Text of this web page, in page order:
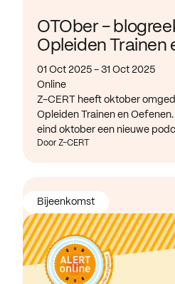
OTOber -
Opleiden Trainen
01 Oct 2025 - 31 Oct 2025
Online
Z-CERT heeft oktober
Opleiden Trainen en
eind oktober een nieuwe
Door Z-CERT
Bijeenkomst